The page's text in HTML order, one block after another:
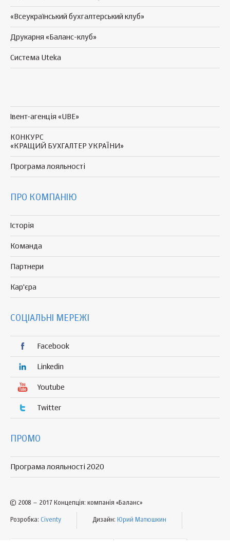
«Всеукраїнський бухгалтерський клуб»
Друкарня «Баланс-клуб»
Система Uteka
Івент-агенція «UBE»
КОНКУРС
«КРАЩИЙ БУХГАЛТЕР УКРАЇНИ»
Програма лояльності
ПРО КОМПАНІЮ
Історія
Команда
Партнери
Кар'єра
СОЦІАЛЬНІ МЕРЕЖІ
Facebook
Linkedin
Youtube
Twitter
ПРОМО
Програма лояльності 2020
© 2008 – 2017 Концепція: компанія «Баланс»
Розробка: Civenty Дизайн: Юрий Матюшкин